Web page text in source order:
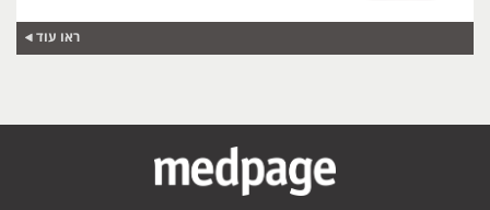
ראו עוד